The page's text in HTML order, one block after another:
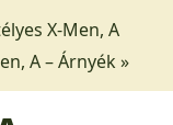
X-Men, A
A – Árnyék »